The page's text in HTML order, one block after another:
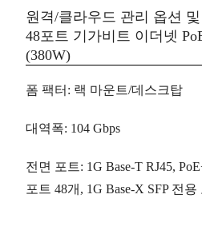
원격/클라우드 관리 옵션
48포트 기가비트 이더넷
(380W)
폼 팩터 : 랙 마운트/데스크탑
대역폭: 104 Gbps
전면 포트: 1G Base-T RJ45,
포트 48개 , 1G Base-X SFP 전용